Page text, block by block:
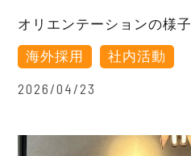
オリエンテーションの様子
海外採用 社内活動
2026/04/23